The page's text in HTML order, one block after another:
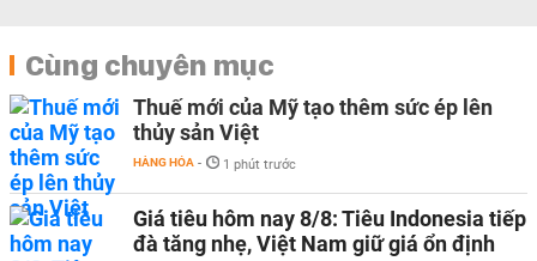
Cùng chuyên mục
Thuế mới của Mỹ tạo thêm sức ép lên
thủy sản Việt
HÀNG HÓA - 1 phút trước
Giá tiêu hôm nay 8/8: Tiêu Indonesia tiếp
đà tăng nhẹ, Việt Nam giữ giá ổn định